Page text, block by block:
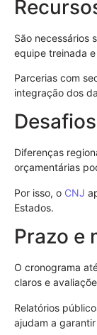
São necessários
equipe treinada
Parcerias com
integração dos
Desafios
Diferenças
orçamentárias
Por isso, o CNJ
Estados.
Prazo e
O cronograma
claros e
Relatórios
ajudam a garantir